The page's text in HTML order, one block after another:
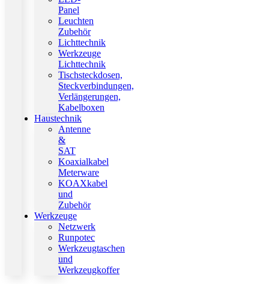
Panel
Leuchten
Zubehör
Lichttechnik
Werkzeuge
Lichttechnik
Tischsteckdosen,
Steckverbindungen,
Verlängerungen,
Kabelboxen
Haustechnik
Antenne
&
SAT
Koaxialkabel
Meterware
KOAXkabel
und
Zubehör
Werkzeuge
Netzwerk
Runpotec
Werkzeugtaschen
und
Werkzeugkoffer